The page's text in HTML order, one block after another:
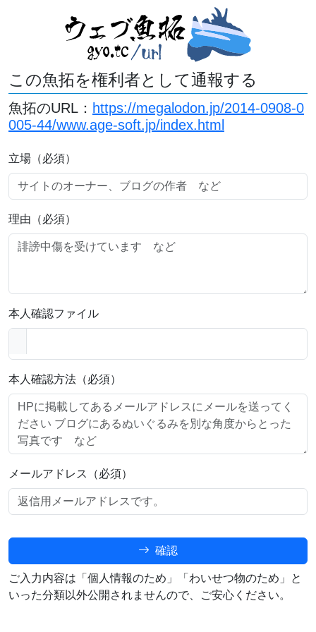
この魚拓を権利者として通報する
魚拓のURL： https://megalodon.jp/2014-0908-0
005-44/www.age-soft.jp/index.html
立場（必須）
理由（必須）
本人確認ファイル
本人確認方法（必須）
メールアドレス（必須）
確認
ご入力内容は「個人情報のため」「わいせつ物のため」と
いった分類以外公開されませんので、ご安心ください。